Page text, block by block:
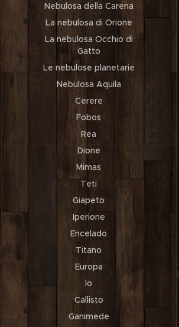
Nebulosa della Carena
La nebulosa di Orione
La nebulosa Occhio di
Gatto
Le nebulose planetarie
Nebulosa Aquila
Cerere
Fobos
Rea
Dione
Mimas
Teti
Giapeto
Iperione
Encelado
Titano
Europa
Io
Callisto
Ganimede